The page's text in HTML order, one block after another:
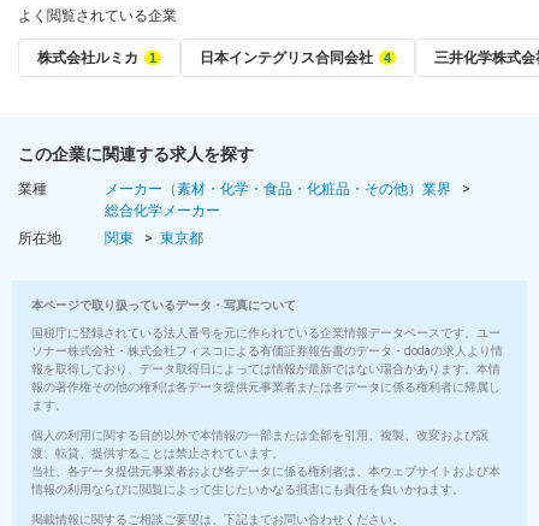
よく閲覧されている企業
株式会社ルミカ 日本インテグリス合同会社 三井化学株式会
この企業に関連する求人を探す
業種
メーカー（素材・化学・食品・化粧品・その他）業界
総合化学メーカー
所在地
関東 東京都
本ページで取り扱っているデータ・写真について
国税庁に登録されている法人番号を元に作られている企業情報データベースです。ユー
ソナー株式会社・株式会社フィスコによる有価証券報告書のデータ・dodaの求人より情
報を取得しており、データ取得日によっては情報が最新ではない場合があります。本情
報の著作権その他の権利は各データ提供元事業者または各データに係る権利者に帰属し
ます。
個人の利用に関する目的以外で本情報の一部または全部を引用、複製、改変および譲
渡、転貸、提供することは禁止されています。
当社、各データ提供元事業者および各データに係る権利者は、本ウェブサイトおよび本
情報の利用ならびに閲覧によって生じたいかなる損害にも責任を負いかねます。
掲載情報に関するご相談ご要望は、下記までお問い合わせください。